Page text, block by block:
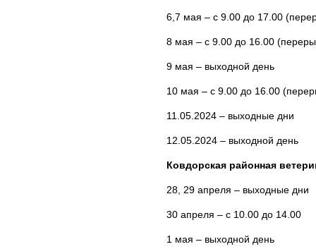
6,7 мая – с 9.00 до 17.00
8 мая – с 9.00 до 16.00
9 мая – выходной день
10 мая – с 9.00 до 16.00
11.05.2024 – выходные дни
12.05.2024 – выходной день
Ковдорская районная
28, 29 апреля – выходные дни
30 апреля – с 10.00 до 14.00
1 мая – выходной день